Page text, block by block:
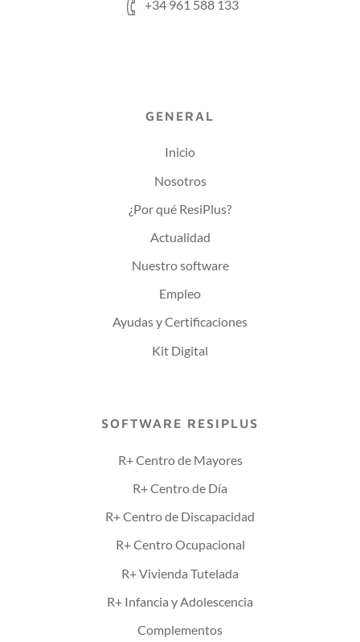
+34 961 588 133
GENERAL
Inicio
Nosotros
¿Por qué ResiPlus?
Actualidad
Nuestro software
Empleo
Ayudas y Certificaciones
Kit Digital
SOFTWARE RESIPLUS
R+ Centro de Mayores
R+ Centro de Día
R+ Centro de Discapacidad
R+ Centro Ocupacional
R+ Vivienda Tutelada
R+ Infancia y Adolescencia
Complementos